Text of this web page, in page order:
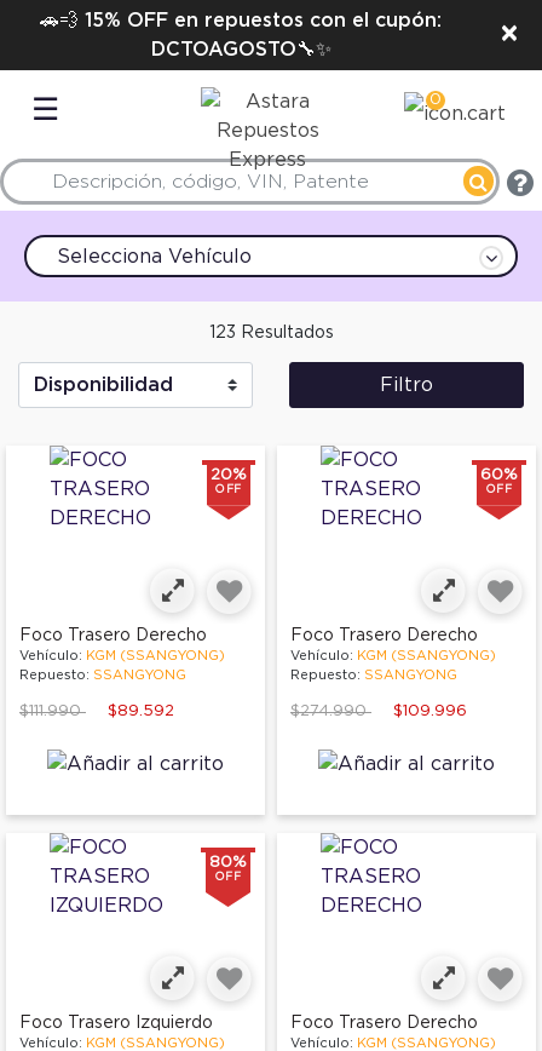
🚗💨 15% OFF en repuestos con el cupón:
DCTOAGOSTO🔧✨
×
☰ 0
Selecciona Vehículo
123 Resultados
Filtro
20%
OFF
Foco Trasero Derecho
Vehículo: KGM (SSANGYONG)
Repuesto: SSANGYONG
Price reduced from
$111.990to $89.592
60%
OFF
Foco Trasero Derecho
Vehículo: KGM (SSANGYONG)
Repuesto: SSANGYONG
Price reduced from
$274.990to $109.996
80%
OFF
Foco Trasero Izquierdo
Vehículo: KGM (SSANGYONG)
Foco Trasero Derecho
Vehículo: KGM (SSANGYONG)